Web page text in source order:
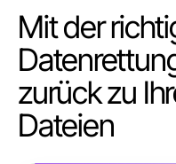
Mit der
zurück zu
Dateien